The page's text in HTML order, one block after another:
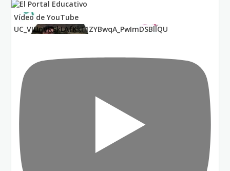
Vídeo de YouTube
UC_VIUnVRSkLAfKkF1ZYBwqA_PwImDSBllQU